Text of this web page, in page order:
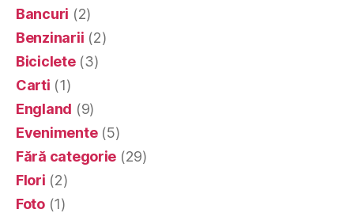
Bancuri (2)
Benzinarii (2)
Biciclete(3)
Carti (1)
England (9)
Evenimente(5)
Fără categorie (29)
Flori (2)
Foto(1)